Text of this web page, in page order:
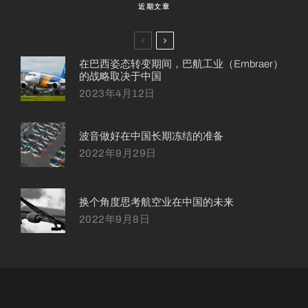
近期文章
在巴西姿态转变期间，巴航工业（Embraer）
的战略取决于中国
2023年4月12日
波音做好在中国长期冻结的准备
2022年9月29日
换个角度思考航空业在中国的未来
2022年9月8日